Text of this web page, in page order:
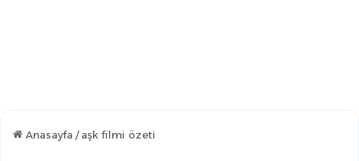
Anasayfa / aşk filmi özeti